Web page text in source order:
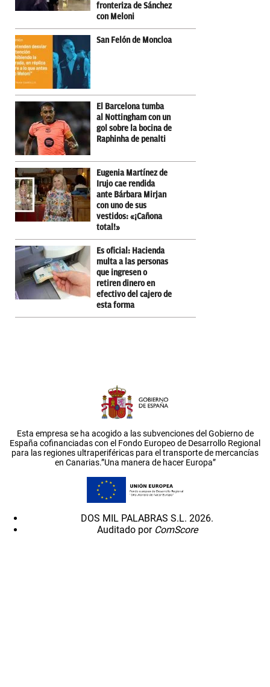
fronteriza de Sánchez
con Meloni
San Felón de Moncloa
El Barcelona tumba
al Nottingham con un
gol sobre la bocina de
Raphinha de penalti
Eugenia Martínez de
Irujo cae rendida
ante Bárbara Mirjan
con uno de sus
vestidos: «¡Cañona
total!»
Es oficial: Hacienda
multa a las personas
que ingresen o
retiren dinero en
efectivo del cajero de
esta forma
Esta empresa se ha acogido a las subvenciones del Gobierno de
España cofinanciadas con el Fondo Europeo de Desarrollo Regional
para las regiones ultraperiféricas para el transporte de mercancías
en Canarias.”Una manera de hacer Europa”
DOS MIL PALABRAS S.L. 2026.
Auditado por ComScore